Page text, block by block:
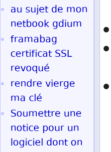
au sujet de mon
netbook gdium
framabag
certificat SSL
revoqué
rendre vierge
ma clé
Soumettre une
notice pour un
logiciel dont on